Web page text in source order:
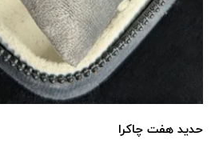
حدید هفت چاکرا